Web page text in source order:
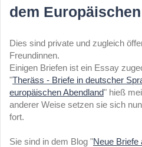
dem
Dies sind private und zugleich
Freundinnen.
Einigen Briefen ist ein Essay
"Theräss - Briefe in deutscher
europäischen Abendland" hieß
anderer Weise setzen sie sich
fort.
Sie sind in dem Blog "Neue Briefe